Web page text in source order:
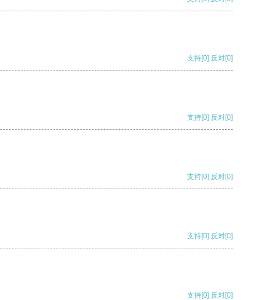
支持[0] 反对[0]
支持[0] 反对[0]
支持[0] 反对[0]
支持[0] 反对[0]
支持[0] 反对[0]